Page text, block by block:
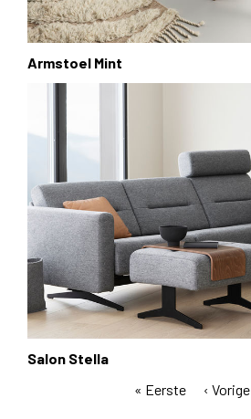
Armstoel Mint
Salon Stella
Eerste
« Eerste
Vorige
‹ Vorige